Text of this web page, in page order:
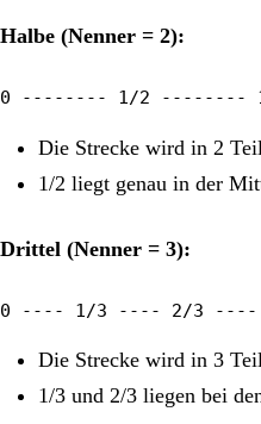
Halbe (Nenner = 2):
0 -------- 1/2 --------
Die Strecke wird in 2
1/2 liegt genau in der
Drittel (Nenner = 3):
0 ---- 1/3 ---- 2/3 ----
Die Strecke wird in 3
1/3 und 2/3 liegen bei